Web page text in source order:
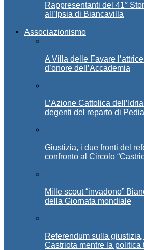
Rappresentanti del 41°
all’Ipsia di Biancavilla
Associazionismo
A Villa delle Favare
d’onore dell’Accademia
L’Azione Cattolica
degenti del reparto di
Giustizia, i due fronti del
confronto al Circolo
Mille scout “invadono”
della Giornata mondiale
Referendum sulla
Castriota mentre la politica